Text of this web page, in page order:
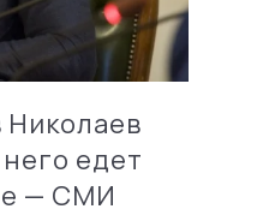
Николаев
едет
— СМИ